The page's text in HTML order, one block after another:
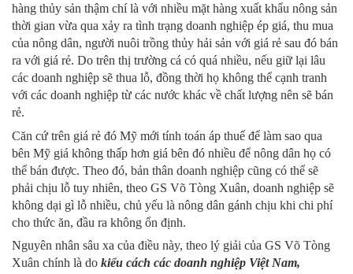
hàng thủy sản thậm chí là với nhiều mặt hàng xuất khẩu nông sản
thời gian vừa qua xảy ra tình trạng doanh nghiệp ép giá, thu mua
của nông dân, người nuôi trồng thủy hải sản với giá rẻ sau đó bán
ra với giá rẻ. Do trên thị trường cá có quá nhiều, nếu giữ lại lâu
các doanh nghiệp sẽ thua lỗ, đồng thời họ không thể cạnh tranh
với các doanh nghiệp từ các nước khác về chất lượng nên sẽ bán
rẻ.
Căn cứ trên giá rẻ đó Mỹ mới tính toán áp thuế để làm sao qua
bên Mỹ giá không thấp hơn giá bên đó nhiều để nông dân họ có
thể bán được. Theo đó, bản thân doanh nghiệp cũng có thể sẽ
phải chịu lỗ tuy nhiên, theo GS Võ Tòng Xuân, doanh nghiệp sẽ
không dại gì lỗ nhiều, chủ yếu là nông dân gánh chịu khi chi phí
cho thức ăn, đầu ra không ổn định.
Nguyên nhân sâu xa của điều này, theo lý giải của GS Võ Tòng
Xuân chính là do kiểu cách các doanh nghiệp Việt Nam,